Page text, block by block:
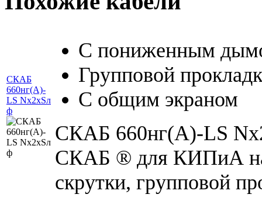
СКАБ
660нг(А)-
LS Nx2xSл
ф
С пониженным
Групповой
С общим экраном
СКАБ 660нг(А)-LS
СКАБ ® для КИПиА на
скрутки, групповой